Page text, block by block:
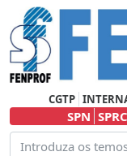
CGTP
SPN SPRC